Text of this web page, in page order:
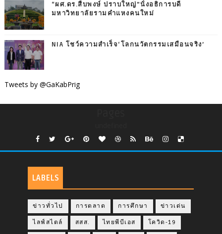
“ผศ.ดร.สืบพงษ์ ปราบใหญ่”นั่งอธิการบดี
มหาวิทยาลัยรามคำแหงคนใหม่
NIA โชว์ความสำเร็จ‘โลกนวัตกรรมเสมือนจริง’
Tweets by @GaKabPrig
LABELS
ข่าวทั่วไป การตลาด การศึกษา ข่าวเด่น
ไลฟ์สไตล์ สสส. ไทยพีบีเอส โควิด-19